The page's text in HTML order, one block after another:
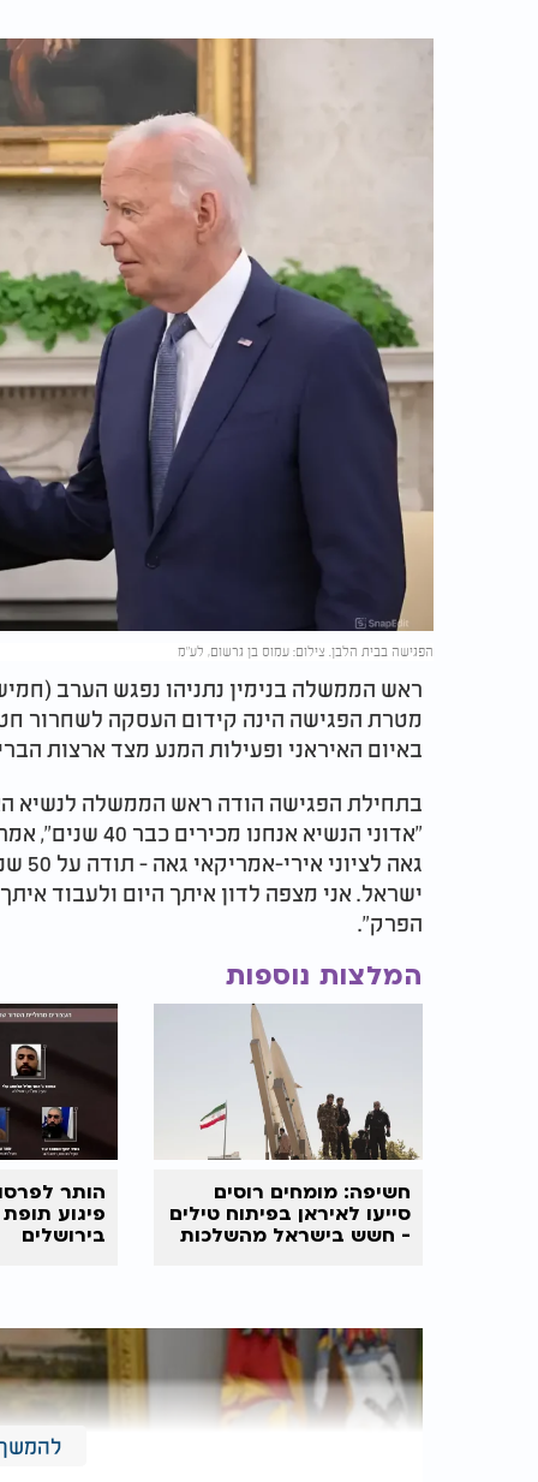
הפגישה בבית הלבן. צילום: עמוס בן גרשום, לע"מ
ראש הממשלה בנימין נתניהו נפגש הערב
מטרת הפגישה הינה קידום העסקה לשחרור
באיום האיראני ופעילות המנע מצד ארצות
בתחילת הפגישה הודה ראש הממשלה לנשיא
"אדוני הנשיא
ישראל. אני מצפה לדון איתך היום ולעבוד
הפרק".
המלצות נוספות
חשיפה: מומחים רוסים
סייעו לאיראן בפיתוח טילים
- חשש בישראל מהשלכות
הותר
פיגוע
בירושלים